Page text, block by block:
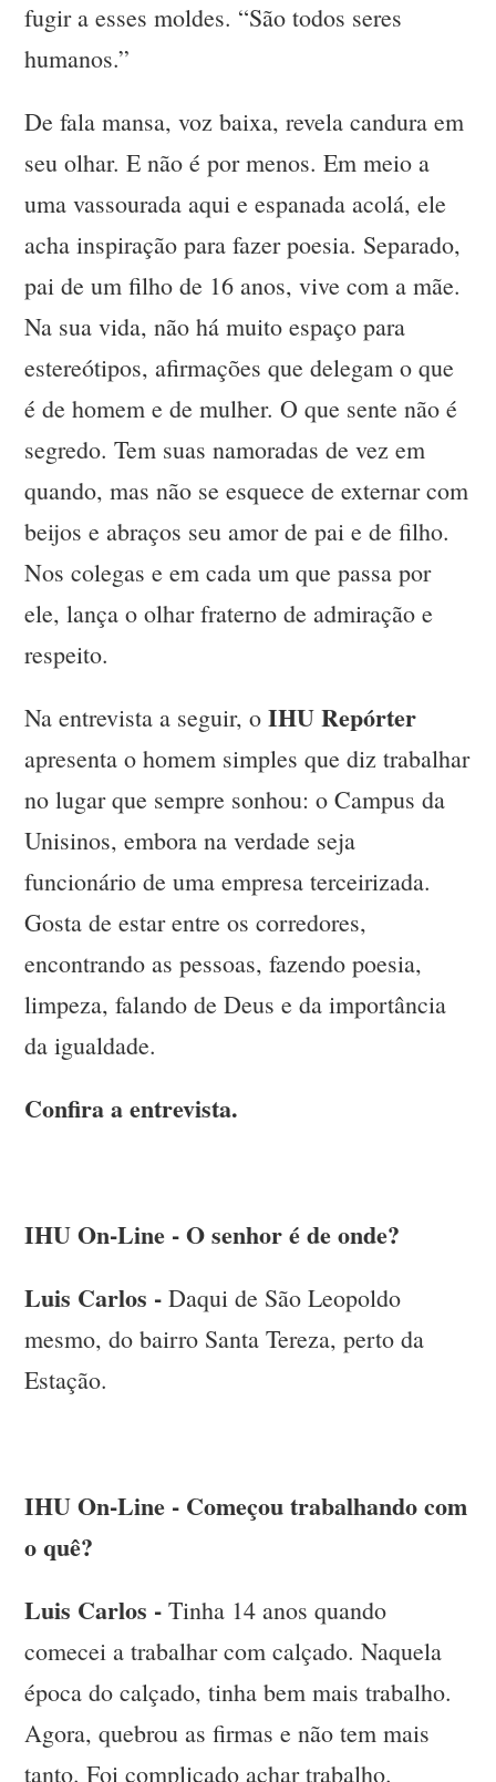
fugir a esses moldes. “São todos seres
humanos.”
De fala mansa, voz baixa, revela candura em
seu olhar. E não é por menos. Em meio a
uma vassourada aqui e espanada acolá, ele
acha inspiração para fazer poesia. Separado,
pai de um filho de 16 anos, vive com a mãe.
Na sua vida, não há muito espaço para
estereótipos, afirmações que delegam o que
é de homem e de mulher. O que sente não é
segredo. Tem suas namoradas de vez em
quando, mas não se esquece de externar com
beijos e abraços seu amor de pai e de filho.
Nos colegas e em cada um que passa por
ele, lança o olhar fraterno de admiração e
respeito.
Na entrevista a seguir, oIHU Repórter
apresenta o homem simples que diz trabalhar
no lugar que sempre sonhou: o Campus da
Unisinos, embora na verdade seja
funcionário de uma empresa terceirizada.
Gosta de estar entre os corredores,
encontrando as pessoas, fazendo poesia,
limpeza, falando de Deus e da importância
da igualdade.
Confira a entrevista.
IHU On-Line - O senhor é de onde?
Luis Carlos - Daqui de São Leopoldo
mesmo, do bairro Santa Tereza, perto da
Estação.
IHU On-Line - Começou trabalhando com
o quê?
Luis Carlos - Tinha 14 anos quando
comecei a trabalhar com calçado. Naquela
época do calçado, tinha bem mais trabalho.
Agora, quebrou as firmas e não tem mais
tanto. Foi complicado achar trabalho.